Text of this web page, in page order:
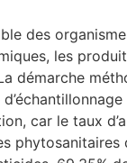
des
les
démarche
car le taux